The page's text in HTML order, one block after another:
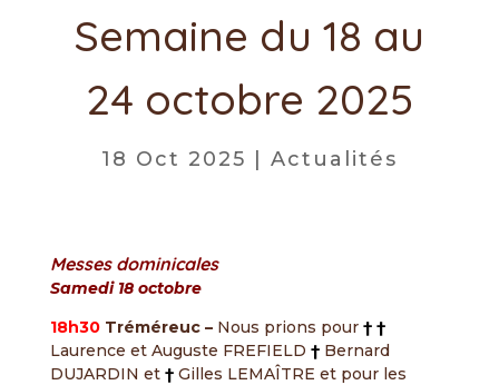
Semaine du 18 au
24 octobre 2025
18 Oct 2025 Actualités
Messes dominicales
Samedi 18 octobre
18h30Tréméreuc –Nous prions pour † †
Laurence et Auguste FREFIELD †Bernard
DUJARDIN et † Gilles LEMAÎTRE et pour les